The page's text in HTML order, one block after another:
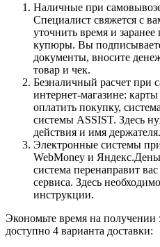
Наличные при
Специалист свяжется с
уточнить время и
купюры. Вы
документы, вносите
товар и чек.
Безналичный расчет при
интернет-магазине:
оплатить покупку,
системы ASSIST. Здесь
действия и имя держателя.
Электронные системы
WebMoney и
система перенаправит
сервиса. Здесь
инструкции.
Экономьте время на получении
доступно 4 варианта доставки: